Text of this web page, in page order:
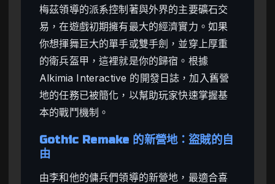
梅茲領導的派系控制著與外界的主要礦石交
易，在遊戲初期擁有最大的經濟實力。如果
你想揮舞巨大的單手或雙手劍，並穿上厚重
的衛兵盔甲，這裡就是你的歸宿。根據
Alkimia Interactive 的開發日誌，加入舊營
地的任務已被簡化，以幫助玩家快速掌握基
本的戰鬥機制。
Gothic Remake 的新營地：盜賊的自
由
由李和他的傭兵們領導的新營地，最適合喜